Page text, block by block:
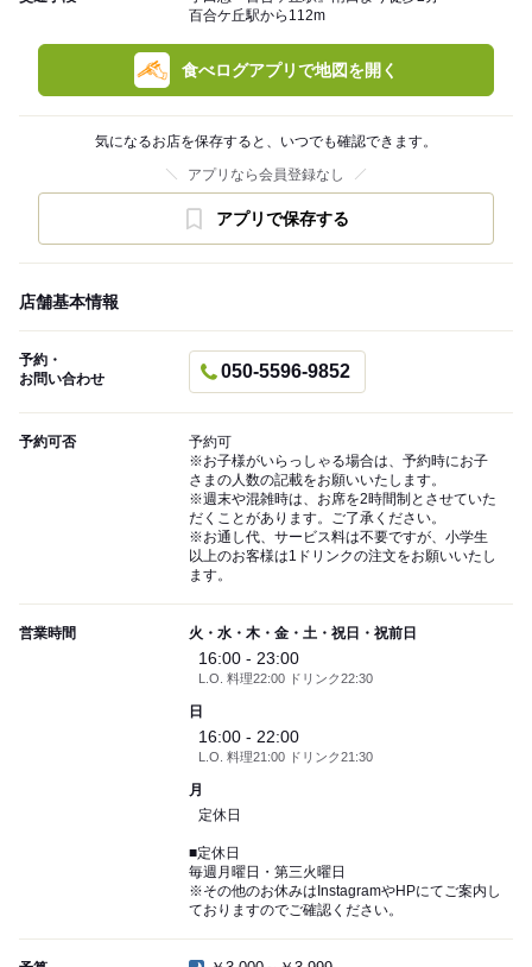
百合ケ丘駅から112m
食べログアプリで地図を開く
気になるお店を保存すると、いつでも確認できます。
アプリなら会員登録なし
アプリで保存する
店舗基本情報
予約・
お問い合わせ
050-5596-9852
予約可否
予約可
※お子様がいらっしゃる場合は、予約時にお子
さまの人数の記載をお願いいたします。
※週末や混雑時は、お席を2時間制とさせていた
だくことがあります。ご了承ください。
※お通し代、サービス料は不要ですが、小学生
以上のお客様は1ドリンクの注文をお願いいたし
ます。
営業時間 火・水・木・金・土・祝日・祝前日
16:00 - 23:00
L.O. 料理22:00 ドリンク22:30
日
16:00 - 22:00
L.O. 料理21:00 ドリンク21:30
月
定休日
■定休日
毎週月曜日・第三火曜日
※その他のお休みはInstagramやHPにてご案内し
ておりますのでご確認ください。